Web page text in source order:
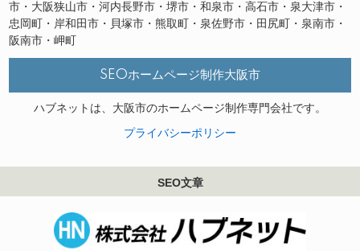
市・大阪狭山市・河内長野市・堺市・和泉市・高石市・泉大津市・
忠岡町・岸和田市・貝塚市・熊取町・泉佐野市・田尻町・泉南市・
阪南市・岬町
SEOホームページ制作大阪市
ハブネットは、大阪市のホームページ制作専門会社です。
プライバシーポリシー
SEO文章